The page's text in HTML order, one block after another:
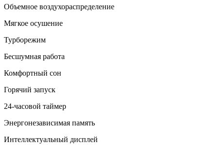
Объемное воздухораспределение
Мягкое осушение
Турборежим
Бесшумная работа
Комфортный сон
Горячий запуск
24-часовой таймер
Энергонезависимая память
Интеллектуальный дисплей